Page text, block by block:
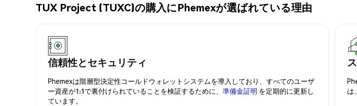
TUX Project (TUXC)の購入にPhemexが選ばれている理由
信頼性とセキュリティ
Phemexは階層型決定性コールドウォレットシステムを導入しており、すべてのユーザ
ー資産が1:1で裏付けられていることを検証するために、 準備金証明 を定期的に更新し
ています。
は